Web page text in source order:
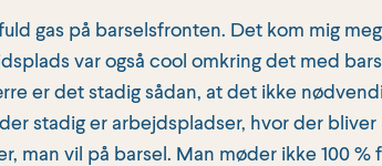
gas på barselsfronten. Det kom mig
var også cool omkring det med
er det stadig sådan, at det ikke
stadig er arbejdspladser, hvor der
man vil på barsel. Man møder ikke 100 %